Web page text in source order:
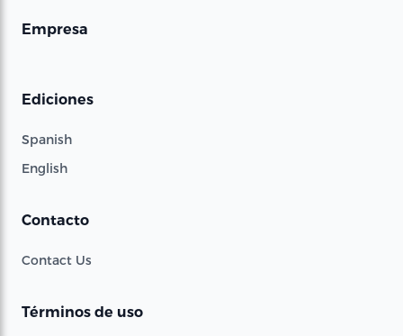
Empresa
Ediciones
Spanish
English
Contacto
Contact Us
Términos de uso